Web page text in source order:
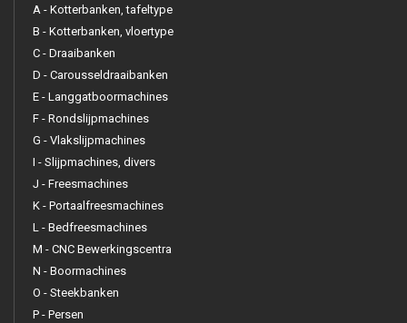
A - Kotterbanken, tafeltype
B - Kotterbanken, vloertype
C - Draaibanken
D - Carousseldraaibanken
E - Langgatboormachines
F - Rondslijpmachines
G - Vlakslijpmachines
I - Slijpmachines, divers
J - Freesmachines
K - Portaalfreesmachines
L - Bedfreesmachines
M - CNC Bewerkingscentra
N - Boormachines
O - Steekbanken
P - Persen